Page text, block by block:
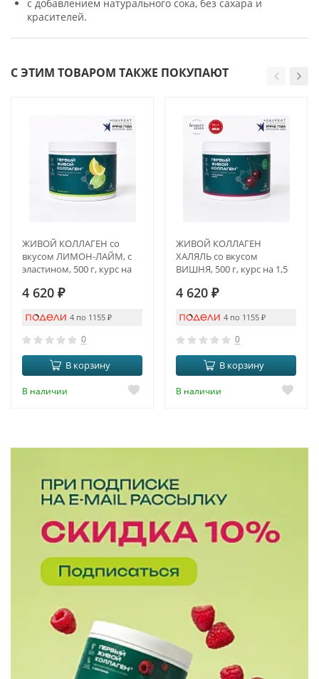
с добавлением натурального сока, без сахара и
красителей.
С ЭТИМ ТОВАРОМ ТАКЖЕ ПОКУПАЮТ
ЖИВОЙ КОЛЛАГЕН со
вкусом ЛИМОН-ЛАЙМ, с
эластином, 500 г, курс на
4 620 ₽
4 по 1155 ₽
0
В корзину
В наличии
ЖИВОЙ КОЛЛАГЕН
ХАЛЯЛЬ со вкусом
ВИШНЯ, 500 г, курс на 1,5
4 620 ₽
4 по 1155 ₽
0
В корзину
В наличии